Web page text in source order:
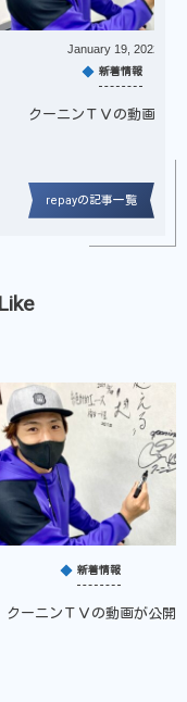
January 19, 2022
新着情報
クーニンＴＶの動画が公
repayの記事一覧
新着情報
クーニンＴＶの動画が公開